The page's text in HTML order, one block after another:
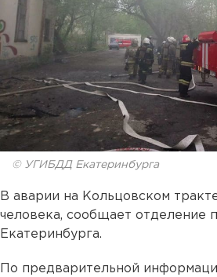
© УГИБДД Екатеринбурга
В аварии на Кольцовском
человека, сообщает отделение
Екатеринбурга.
По предварительной